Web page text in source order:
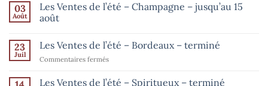
03
Août
Les Ventes de l’été – Champagne – jusqu’au 15
août
sur
Ventes
–
23
Juil
Les Ventes de l’été – Bordeaux – terminé
Commentaires ferméssur
Ventes
Les Ventes de l’été – Spiritueux – terminé